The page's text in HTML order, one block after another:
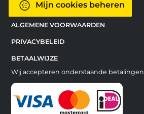
Mijn cookies beheren
ALGEMENE VOORWAARDEN
PRIVACYBELEID
BETAALWIJZE
Wij accepteren onderstaande betalingen